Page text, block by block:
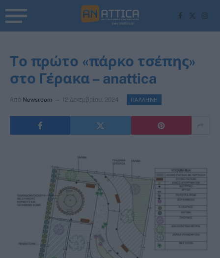
Facebook
X
(Twitter)
Tο πρώτο «πάρκο τσέπης»
στο Γέρακα – anattica
Από Newsroom 12 Δεκεμβρίου, 2024 ΠΑΛΛΗΝΗ